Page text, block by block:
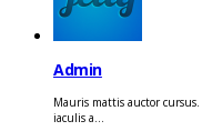
Admin
Mauris mattis auctor
iaculis a...